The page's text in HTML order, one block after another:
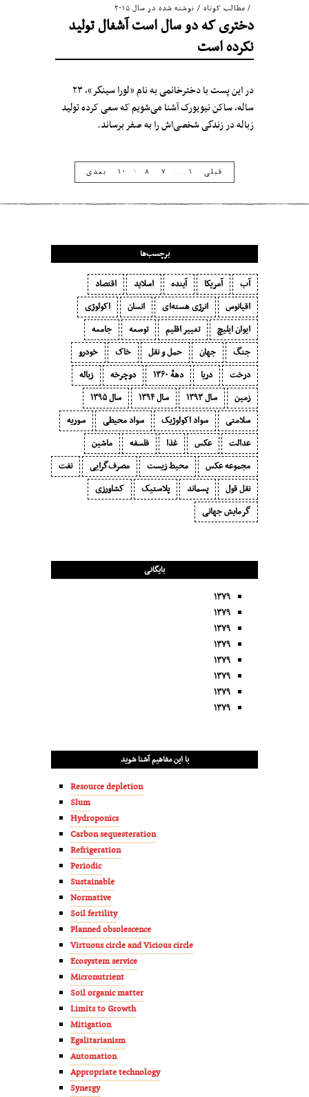
مطالب کوتاه / نوشته شده در سال ۲۰۱۵
دختری که دو سال است آشغال تولید
نکرده است
در این پست با دخترخانمی به نام «لورا سینگر»، ۲۳
ساله، ساکن نیویورک آشنا می‌شویم که سعی کرده تولید
زباله در زندگی‌ شخصی‌اش را به صفر برساند.
قبلی ۱ … ۷ ۸ ۹ ۱۰ بعدی
برچسب‌ها
آب آمریکا آینده اسلاید
اقتصاد
اقیانوس
انرژی هسته‌ای انسان
اکولوژی
ایوان ایلیچ
تغییر اقلیم توسعه
جامعه
جنگ
جهان حمل و نقل خاک
خودرو
درخت
دریا دههٔ ۱‍۳۶۰ دوچرخه
زباله
زمین
سال ۱۳۹۳ سال ۱۳۹۴
سال ۱۳۹۵
سلامتی
سواد اکولوژیک سواد محیطی
سوریه
عدالت
عکس غذا فلسفه
ماشین
مجموعه عکس
محیط زیست مصرف‌گرایی‬
نفت
نقل قول
پسماند پلاستیک
کشاورزی
گرمایش جهانی
بایگانی
۱۳۷۹
۱۳۷۹
۱۳۷۹
۱۳۷۹
۱۳۷۹
۱۳۷۹
۱۳۷۹
۱۳۷۹
با این مفاهیم آشنا شوید
Resource depletion
Slum
Hydroponics
Carbon sequesteration
Refrigeration
Periodic
Sustainable
Normative
Soil fertility
Planned obsolescence
Virtuous circle and Vicious circle
Ecosystem service
Micronutrient
Soil organic matter
Limits to Growth
Mitigation
Egalitarianism
Automation
Appropriate technology
Synergy